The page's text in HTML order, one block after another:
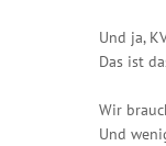
Und ja,
Das ist
Wir
Und